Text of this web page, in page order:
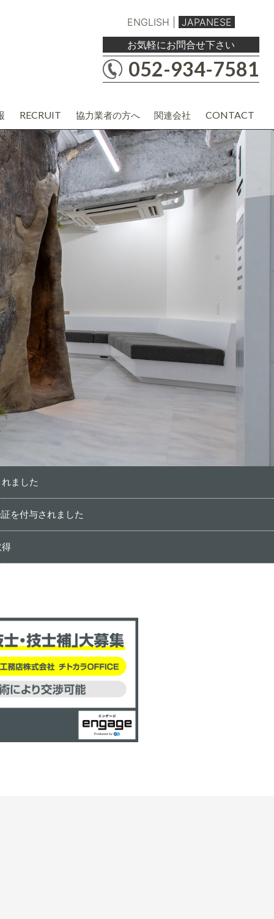
ENGLISH
JAPANESE
お気軽にお問合せ下さい
052-934-7581
RECRUIT 協力業者の方へ
職人・現場協力業者の方
建材・商品企画・営業業者の方
協力業者様用各種資料
関連会社
バルボア工務店株式会社
CONTACT
ました
を付与されました